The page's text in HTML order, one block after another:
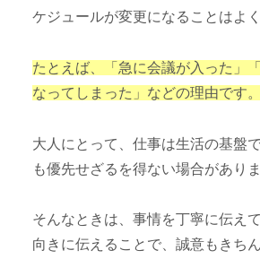
ケジュールが変更になることはよく
たとえば、「急に会議が入った」
なってしまった」などの理由です。
大人にとって、仕事は生活の基盤
も優先せざるを得ない場合がありま
そんなときは、事情を丁寧に伝え
向きに伝えることで、誠意もきち